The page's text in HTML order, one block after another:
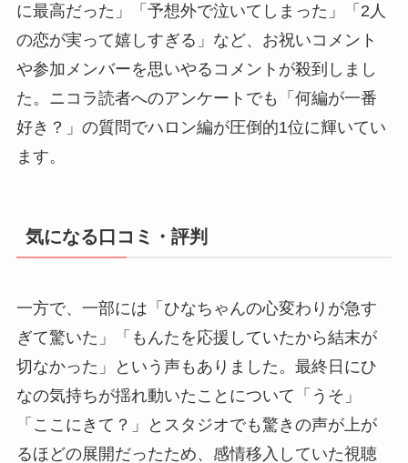
に最高だった」「予想外で泣いてしまった」「2人
の恋が実って嬉しすぎる」など、お祝いコメント
や参加メンバーを思いやるコメントが殺到しまし
た。ニコラ読者へのアンケートでも「何編が一番
好き？」の質問でハロン編が圧倒的1位に輝いてい
ます。
気になる口コミ・評判
一方で、一部には「ひなちゃんの心変わりが急す
ぎて驚いた」「もんたを応援していたから結末が
切なかった」という声もありました。最終日にひ
なの気持ちが揺れ動いたことについて「うそ」
「ここにきて？」とスタジオでも驚きの声が上が
るほどの展開だったため、感情移入していた視聴